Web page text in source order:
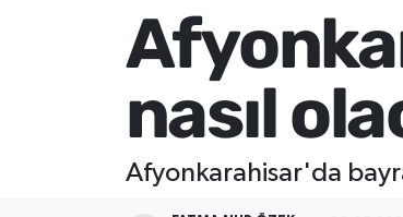
nasıl
Afyonkarahisar'da